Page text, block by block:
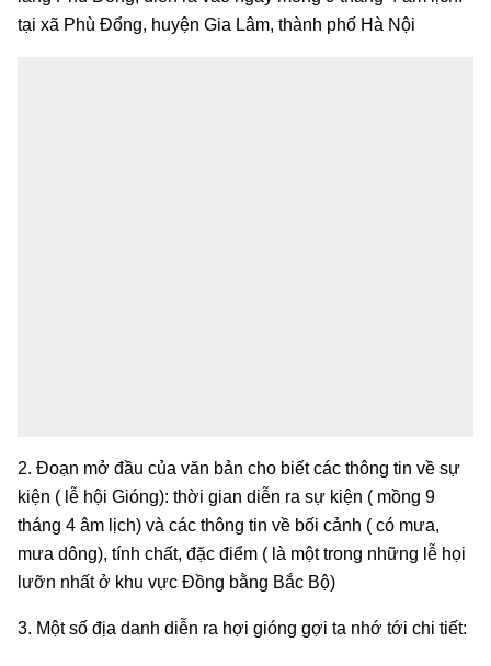
tại xã Phù Đổng, huyện Gia Lâm, thành phố Hà Nội
2. Đoạn mở đầu của văn bản cho biết các thông tin về sự
kiện ( lễ hội Gióng): thời gian diễn ra sự kiện ( mồng 9
tháng 4 âm lịch) và các thông tin về bối cảnh ( có mưa,
mưa dông), tính chất, đặc điểm ( là một trong những lễ họi
lưỡn nhất ở khu vực Đồng bằng Bắc Bộ)
3. Một số địa danh diễn ra hợi gióng gợi ta nhớ tới chi tiết: